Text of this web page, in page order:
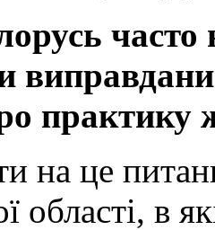
практику
на це
області, в